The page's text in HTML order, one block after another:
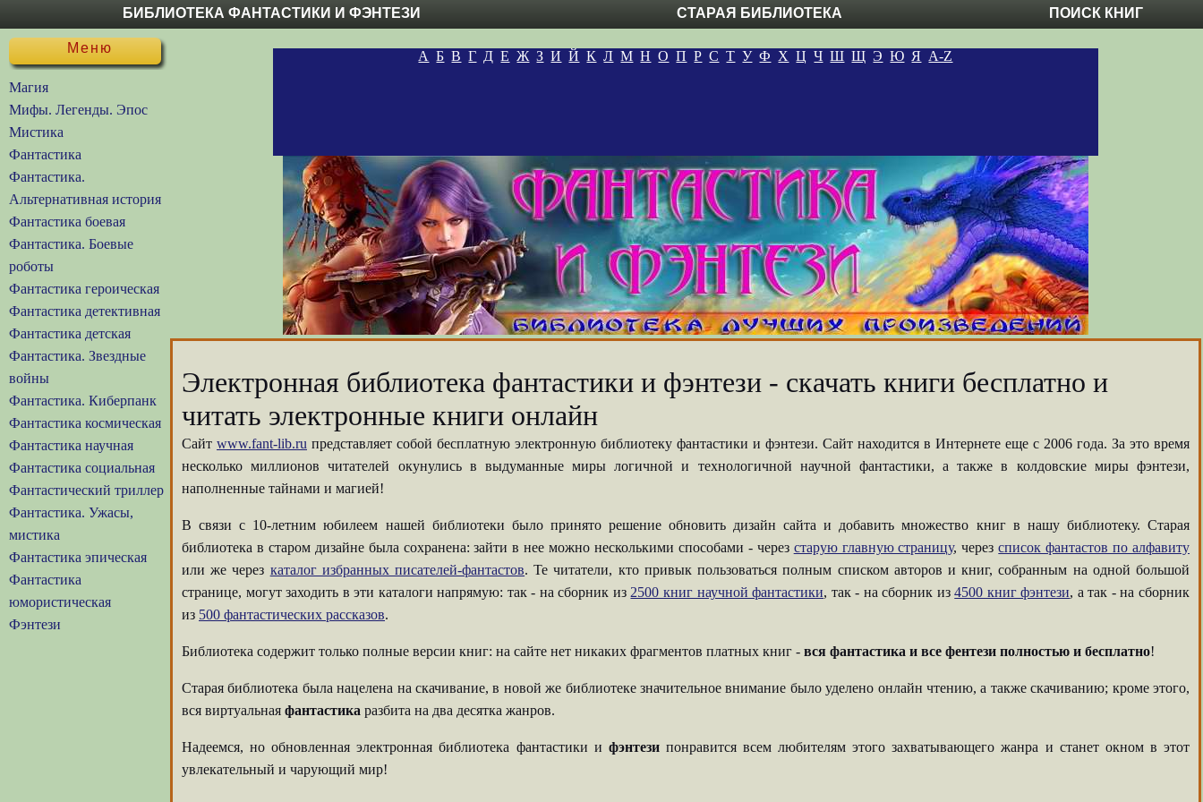
БИБЛИОТЕКА ФАНТАСТИКИ И ФЭНТЕЗИ СТАРАЯ БИБЛИОТЕКА ПОИСК КНИГ
Меню
Магия
Мифы. Легенды. Эпос
Мистика
Фантастика
Фантастика.
Альтернативная история
Фантастика боевая
Фантастика. Боевые
роботы
Фантастика героическая
Фантастика детективная
Фантастика детская
Фантастика. Звездные
войны
Фантастика. Киберпанк
Фантастика космическая
Фантастика научная
Фантастика социальная
Фантастический триллер
Фантастика. Ужасы,
мистика
Фантастика эпическая
Фантастика
юмористическая
Фэнтези
А Б В Г Д Е Ж З И Й К Л М Н О П Р С Т У Ф Х Ц Ч Ш Щ Э Ю Я A-Z
Электронная библиотека фантастики и фэнтези - скачать книги бесплатно и
читать электронные книги онлайн
Сайт www.fant-lib.ru представляет собой бесплатную электронную библиотеку фантастики и фэнтези. Сайт находится в Интернете еще с 2006 года. За это время
несколько миллионов читателей окунулись в выдуманные миры логичной и технологичной научной фантастики, а также в колдовские миры фэнтези,
наполненные тайнами и магией!
В связи с 10-летним юбилеем нашей библиотеки было принято решение обновить дизайн сайта и добавить множество книг в нашу библиотеку. Старая
библиотека в старом дизайне была сохранена: зайти в нее можно несколькими способами - через старую главную страницу, черезсписок фантастов по алфавиту
или же через каталог избранных писателей-фантастов. Те читатели, кто привык пользоваться полным списком авторов и книг, собранным на одной большой
странице, могут заходить в эти каталоги напрямую: так - на сборник из 2500 книг научной фантастики, так - на сборник из4500 книг фэнтези, а так - на сборник
из 500 фантастических рассказов.
Библиотека содержит только полные версии книг: на сайте нет никаких фрагментов платных книг - вся фантастика и все фентези полностью и бесплатно!
Старая библиотека была нацелена на скачивание, в новой же библиотеке значительное внимание было уделено онлайн чтению, а также скачиванию; кроме этого,
вся виртуальная фантастика разбита на два десятка жанров.
Надеемся, но обновленная электронная библиотека фантастики и фэнтезипонравится всем любителям этого захватывающего жанра и станет окном в этот
увлекательный и чарующий мир!